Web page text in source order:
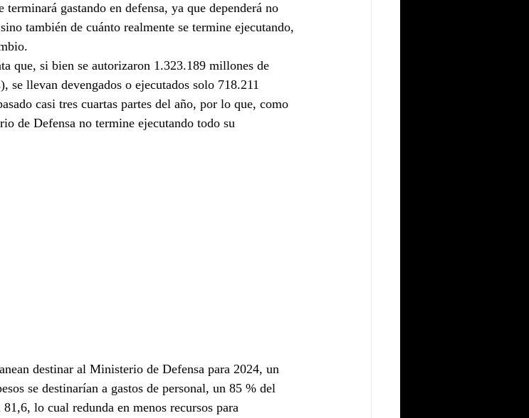
gastando en defensa, ya que dependerá no
también de cuánto realmente se termine ejecutando,
que, si bien se autorizaron 1.323.189 millones de
se llevan devengados o ejecutados solo 718.211
casi tres cuartas partes del año, por lo que, como
de Defensa no termine ejecutando todo su
destinar al Ministerio de Defensa para 2024, un
se destinarían a gastos de personal, un 85 % del
lo cual redunda en menos recursos para